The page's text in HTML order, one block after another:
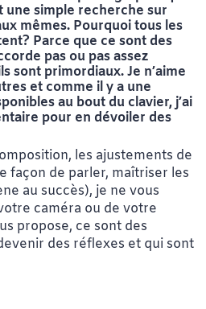
une simple recherche sur
mêmes. Pourquoi tous les
Parce que ce sont des
pas ou pas assez
sont primordiaux. Je n’aime
et comme il y a une
au bout du clavier, j’ai
pour en dévoiler des
les ajustements de
façon de parler, maîtriser les
au succès), je ne vous
caméra ou de votre
propose, ce sont des
des réflexes et qui sont